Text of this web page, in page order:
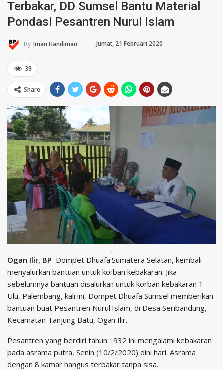
Terbakar, DD Sumsel Bantu Material
Pondasi Pesantren Nurul Islam
By Iman Handiman Jumat, 21 Februari 2020
39
Share
.
Ogan Ilir, BP–Dompet Dhuafa Sumatera Selatan, kembali
menyalurkan bantuan untuk korban kebakaran. Jika
sebelumnya bantuan disalurkan untuk korban kebakaran 1
Ulu, Palembang, kali ini, Dompet Dhuafa Sumsel memberikan
bantuan buat Pesantren Nurul Islam, di Desa Seribandung,
Kecamatan Tanjung Batu, Ogan Ilir.
Pesantren yang berdiri tahun 1932 ini mengalami kebakaran
pada asrama putra, Senin (10/2/2020) dini hari. Asrama
dengan 8 kamar hangus terbakar tanpa sisa.